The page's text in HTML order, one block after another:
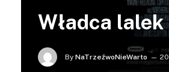
Władca
By NaTrzeźwoNieWarto